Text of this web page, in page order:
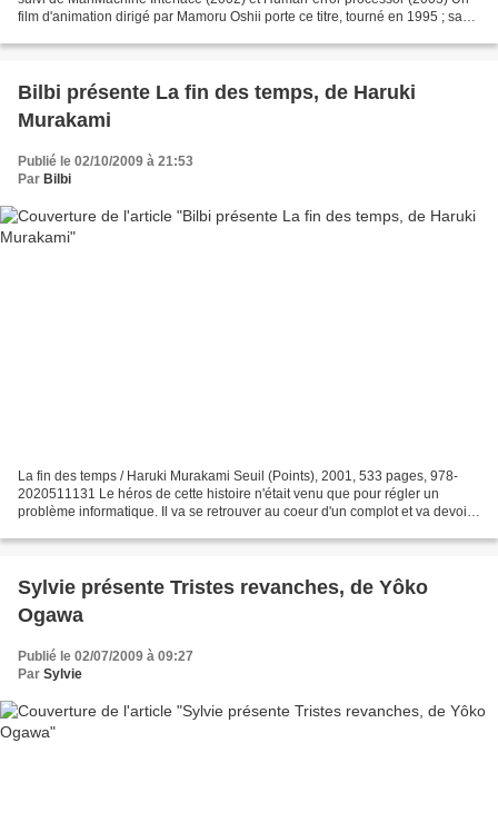
film d'animation dirigé par Mamoru Oshii porte ce titre, tourné en 1995 ; sa
Bilbi présente La fin des temps, de Haruki
Murakami
Publié le 02/10/2009 à 21:53
Par Bilbi
La fin des temps / Haruki Murakami Seuil (Points), 2001, 533 pages, 978-
2020511131 Le héros de cette histoire n'était venu que pour régler un
problème informatique. Il va se retrouver au coeur d'un complot et va devoir
Sylvie présente Tristes revanches, de Yôko
Ogawa
Publié le 02/07/2009 à 09:27
Par Sylvie